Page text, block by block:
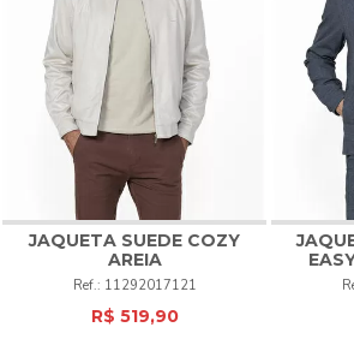
JAQUETA SUEDE COZY
AREIA
11292017121
R$ 519,90